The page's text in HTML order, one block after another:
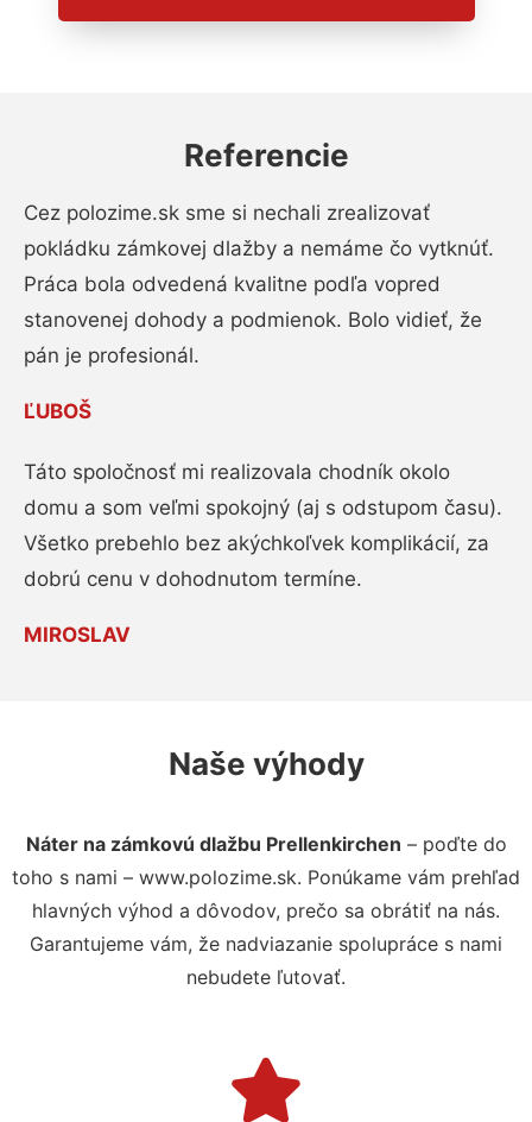
Referencie
Cez polozime.sk sme si nechali zrealizovať
pokládku zámkovej dlažby a nemáme čo vytknúť.
Práca bola odvedená kvalitne podľa vopred
stanovenej dohody a podmienok. Bolo vidieť, že
pán je profesionál.
ĽUBOŠ
Táto spoločnosť mi realizovala chodník okolo
domu a som veľmi spokojný (aj s odstupom času).
Všetko prebehlo bez akýchkoľvek komplikácií, za
dobrú cenu v dohodnutom termíne.
MIROSLAV
Naše výhody
Náter na zámkovú dlažbu Prellenkirchen – poďte do
toho s nami – www.polozime.sk. Ponúkame vám prehľad
hlavných výhod a dôvodov, prečo sa obrátiť na nás.
Garantujeme vám, že nadviazanie spolupráce s nami
nebudete ľutovať.